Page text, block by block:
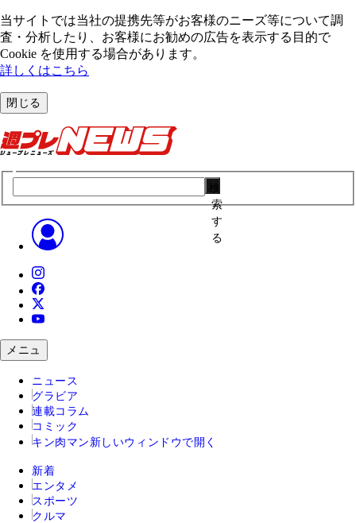
当サイトでは当社の提携先等がお客様のニーズ等について調
査・分析したり、お客様にお勧めの広告を表⽰する⽬的で
Cookie を使⽤する場合があります。
詳しくはこちら
閉じる
索
す
る
メニュ
ニュース
グラビア
連載コラム
コミック
キン肉マン 新しいウィンドウで開く
新着
エンタメ
スポーツ
クルマ